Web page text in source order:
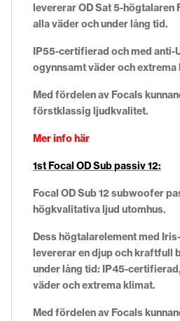
levererar OD Sat 5-högtalaren
alla väder och under lång tid.
IP55-certifierad och med anti-
ogynnsamt väder och extrema
Med fördelen av Focals
förstklassig ljudkvalitet.
Mer info här
1st Focal OD Sub passiv 12:
Focal OD Sub 12 subwoofer
högkvalitativa ljud utomhus.
Dess högtalarelement med
levererar en djup och kraftfull
under lång tid: IP45-
väder och extrema klimat.
Med fördelen av Focals